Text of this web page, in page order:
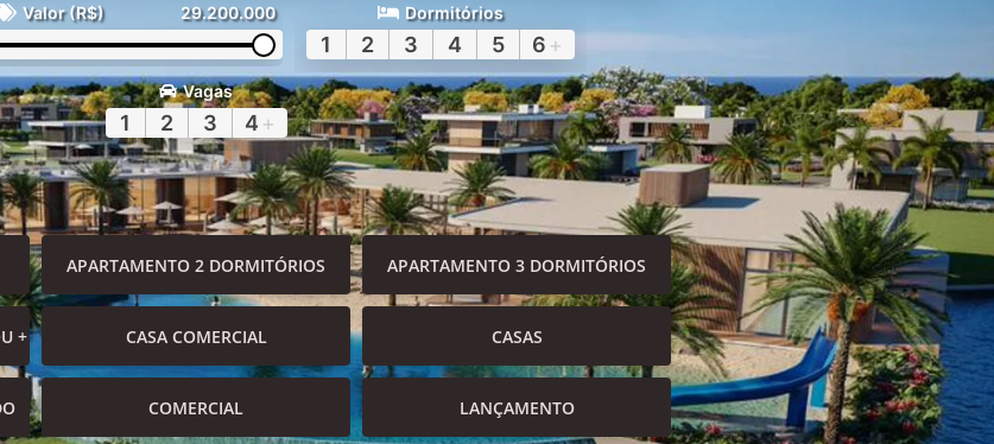
Valor (R$) 29.200.000 Dormitórios
1 2 3 4 5 6 +
Vagas
1 2 3 4 +
APARTAMENTO 2 DORMITÓRIOS APARTAMENTO 3 DORMITÓRIOS
+ CASA COMERCIAL CASAS
COMERCIAL LANÇAMENTO